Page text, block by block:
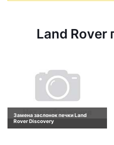
Land Rover
Замена заслонок печки Land
Rover Discovery